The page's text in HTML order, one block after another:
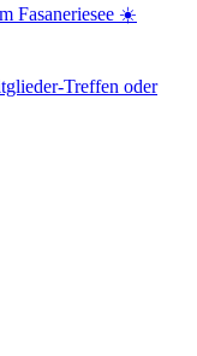
Fasaneriesee ☀️
Treffen oder